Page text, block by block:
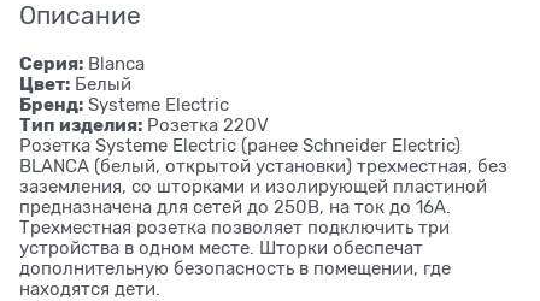
Описание
Серия: Blanca
Цвет: Белый
Бренд: Systeme Electric
Тип изделия: Розетка 220V
Розетка Systeme Electric (ранее Schneider Electric)
BLANCA (белый, открытой установки) трехместная, без
заземления, со шторками и изолирующей пластиной
предназначена для сетей до 250В, на ток до 16А.
Трехместная розетка позволяет подключить три
устройства в одном месте. Шторки обеспечат
дополнительную безопасность в помещении, где
находятся дети.